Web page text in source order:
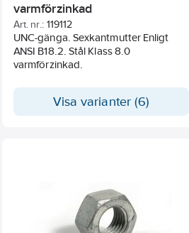
varmförzinkad
Art. nr.: 119112
UNC-gänga. Sexkantmutter Enligt
ANSI B18.2. Stål Klass 8.0
varmförzinkad.
Visa varianter (6)